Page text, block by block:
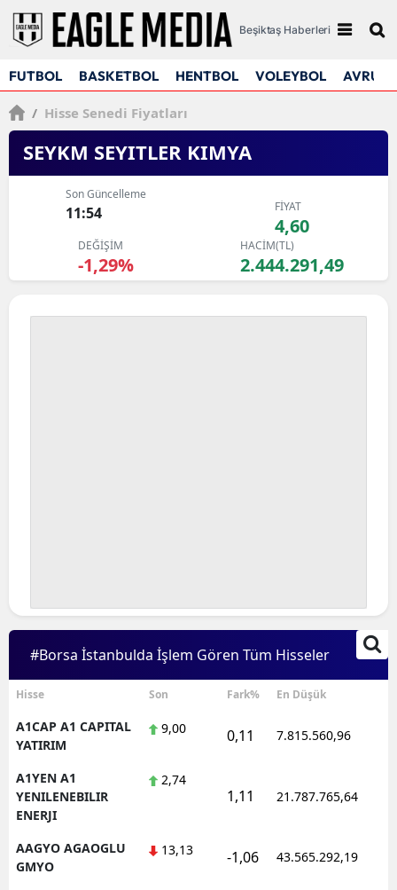
Beşiktaş Haberleri
FUTBOL BASKETBOL HENTBOL VOLEYBOL
/ Hisse Senedi Fiyatları
SEYKM SEYITLER KIMYA
Son Güncelleme
11:54 FİYAT
4,60
DEĞİŞİM
-1,29%
HACİM(TL)
2.444.291,49
#Borsa İstanbulda İşlem Gören Tüm Hisseler
Hisse Son Fark% En Düşük
A1CAP A1 CAPITAL
YATIRIM
9,00 0,11 7.815.560,96
A1YEN A1
YENILENEBILIR
ENERJI
2,74
1,11 21.787.765,64
AAGYO AGAOGLU
GMYO
13,13 -1,06 43.565.292,19